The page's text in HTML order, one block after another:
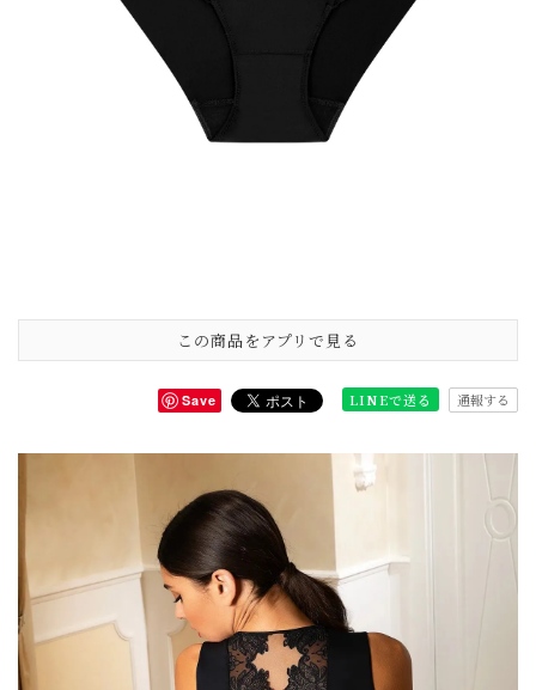
この商品をアプリで見る
Save LINEで送る 通報する